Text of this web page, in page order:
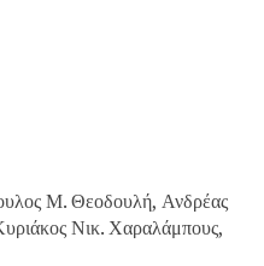
Μ. Θεοδουλή, Ανδρέας
Νικ. Χαραλάμπους,